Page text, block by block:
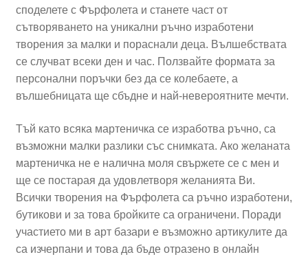
споделете с Фърфолета и станете част от
сътворяването на уникални ръчно изработени
творения за малки и пораснали деца. Вълшебствата
се случват всеки ден и час. Ползвайте формата за
персонални поръчки без да се колебаете, а
вълшебницата ще сбъдне и най-невероятните мечти.
Тъй като всяка мартеничка се изработва ръчно, са
възможни малки разлики със снимката. Ако желаната
мартеничка не е налична моля свържете се с мен и
ще се постарая да удовлетворя желанията Ви.
Всички творения на Фърфолета са ръчно изработени,
бутикови и за това бройките са ограничени. Поради
участието ми в арт базари е възможно артикулите да
са изчерпани и това да бъде отразено в онлайн